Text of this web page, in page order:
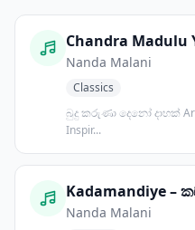
Chandra Madulu
Nanda Malani
Classics
බුදු කරුණා දෙනෝ දාහක් Artist: Nanda MalaniGenre: Classics,
Inspir...
Kadamandiye –
Nanda Malani